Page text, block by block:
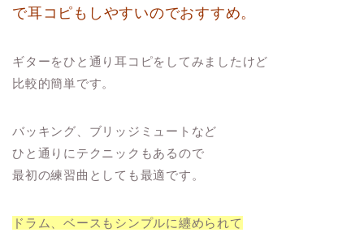
で耳コピもしやすいのでおすすめ。
ギターをひと通り耳コピをしてみましたけど
比較的簡単です。
バッキング、ブリッジミュートなど
ひと通りにテクニックもあるので
最初の練習曲としても最適です。
ドラム、ベースもシンプルに纏められて